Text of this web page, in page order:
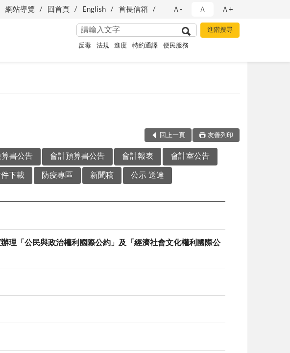
網站導覽 回首頁 English 首長信箱 Ａ- Ａ Ａ+
反毒 法規 進度 特約通譯 便民服務
回上一頁 友善列印
書公告 會計預算書公告 會計報表 會計室公告
下載 防疫專區 新聞稿 公示 送達
理「公民與政治權利國際公約」及「經濟社會文化權利國際公